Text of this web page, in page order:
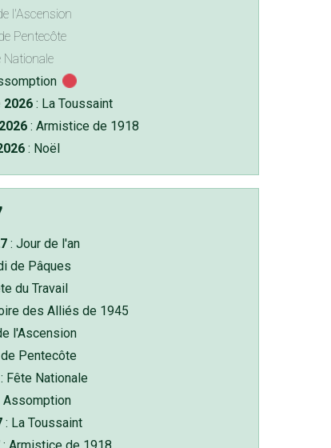
l'Ascension
Pentecôte
Nationale
: La Toussaint
: Armistice de 1918
: Noël
: Jour de l'an
de Pâques
du Travail
des Alliés de 1945
l'Ascension
Pentecôte
Fête Nationale
: La Toussaint
: Armistice de 1918